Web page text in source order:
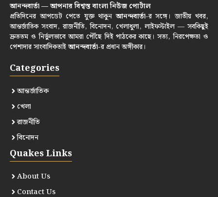
আনন্দবার্তা — আপনার বিশ্বস্ত বাংলা নিউজ পোর্টাল
প্রতিদিনের আপডেট পেতে যুক্ত থাকুনআনন্দবার্তা-র সঙ্গে। জাতীয় খবর,
আন্তর্জাতিক সংবাদ, রাজনীতি, বিনোদন, খেলাধুলা, লাইফস্টাইল — সবকিছুই
দ্রুততম ও নির্ভুলভাবে আমরা পৌঁছে দিই পাঠকের কাছে। সত্য, নিরপেক্ষতা ও
পেশাদার সাংবাদিকতাইআনন্দবার্তা-র প্রধান অঙ্গীকার।
Categories
আন্তর্জাতিক
খেলা
রাজনীতি
বিনোদন
Quakes Links
About Us
Contact Us